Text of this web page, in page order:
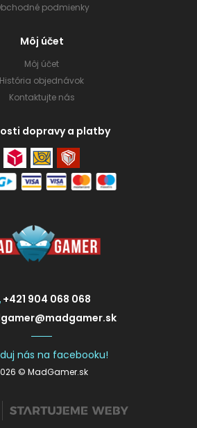
+421 904 068 068
nás na facebooku!
© MadGamer.sk
podmienky
Môj účet
Môj účet
História objednávok
Kontaktujte nás
dopravy a platby